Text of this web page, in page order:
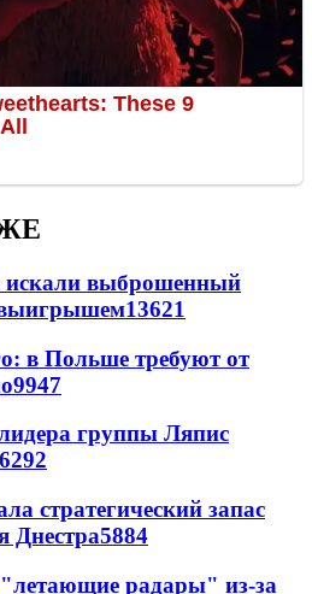
искали выброшенный
выигрышем13621
в Польше требуют от
9947
группы Ляпис
6292
стратегический запас
Днестра5884
радары" из-за